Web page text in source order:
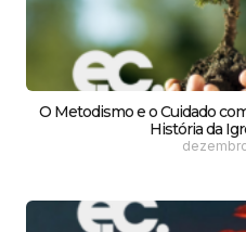
O Metodismo e o Cuidado
História da